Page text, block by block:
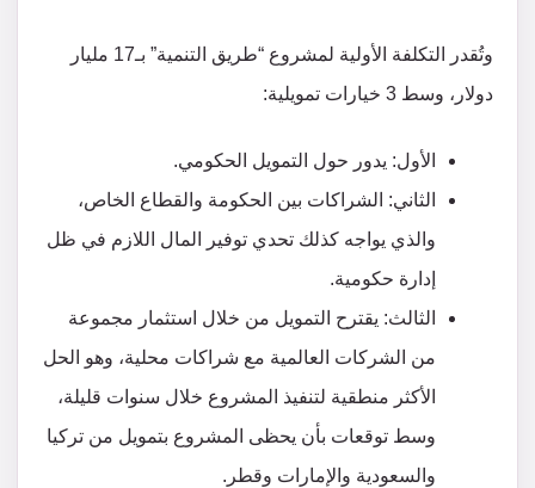
وتُقدر التكلفة الأولية لمشروع “طريق التنمية” بـ17 مليار
دولار، وسط 3 خيارات تمويلية:
الأول: يدور حول التمويل الحكومي.
الثاني: الشراكات بين الحكومة والقطاع الخاص،
والذي يواجه كذلك تحدي توفير المال اللازم في ظل
إدارة حكومية.
الثالث: يقترح التمويل من خلال استثمار مجموعة
من الشركات العالمية مع شراكات محلية، وهو الحل
الأكثر منطقية لتنفيذ المشروع خلال سنوات قليلة،
وسط توقعات بأن يحظى المشروع بتمويل من تركيا
والسعودية والإمارات وقطر.